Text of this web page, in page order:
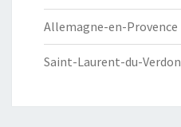
Allemagne-en-Provence
Saint-Laurent-du-Verdon